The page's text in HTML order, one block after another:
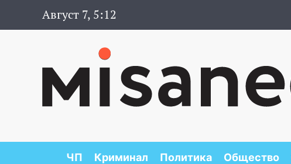
Август 7, 5:12
ЧП Криминал Политика Общество